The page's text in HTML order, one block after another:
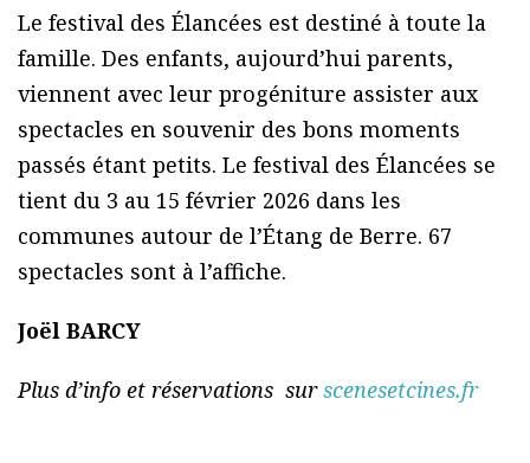
Le festival des Élancées est destiné à toute la
famille. Des enfants, aujourd’hui parents,
viennent avec leur progéniture assister aux
spectacles en souvenir des bons moments
passés étant petits. Le festival des Élancées se
tient du 3 au 15 février 2026 dans les
communes autour de l’Étang de Berre. 67
spectacles sont à l’affiche.
Joël BARCY
Plus d’info et réservations surscenesetcines.fr